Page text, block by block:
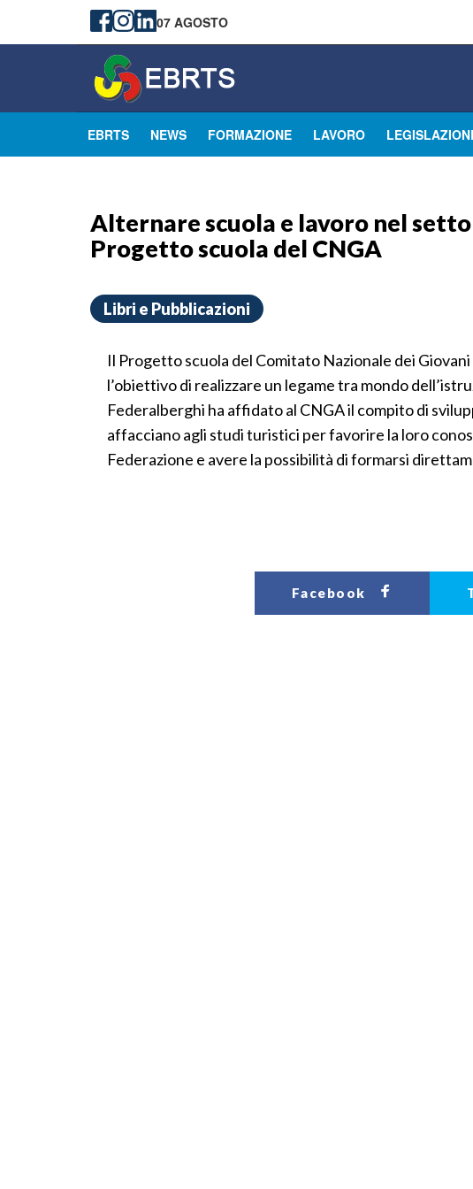
07 AGOSTO
EBRTS NEWS FORMAZIONE LAVORO
Alternare scuola e lavoro nel
Progetto scuola del CNGA
Libri e Pubblicazioni
Il Progetto scuola del Comitato Nazionale dei
l’obiettivo di realizzare un legame tra mondo
Federalberghi ha affidato al CNGA il compito di
affacciano agli studi turistici per favorire la loro
Federazione e avere la possibilità di formarsi
Facebook